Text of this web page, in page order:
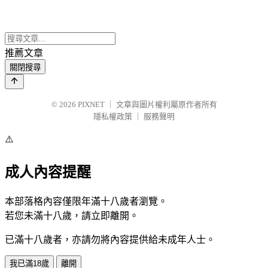
推薦文章
關閉搜尋
© 2026 PIXNET
文章與圖片權利屬原作者所有
隱私權政策
服務聲明
⚠️
成人內容提醒
本部落格內容僅限年滿十八歲者瀏覽。
若您未滿十八歲，請立即離開。
已滿十八歲者，亦請勿將內容提供給未成年人士。
我已滿18歲 離開